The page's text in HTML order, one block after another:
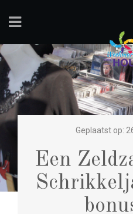
Geplaatst op:
Een